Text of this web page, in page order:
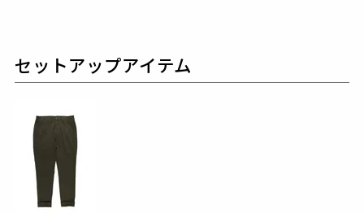
セットアップアイテム